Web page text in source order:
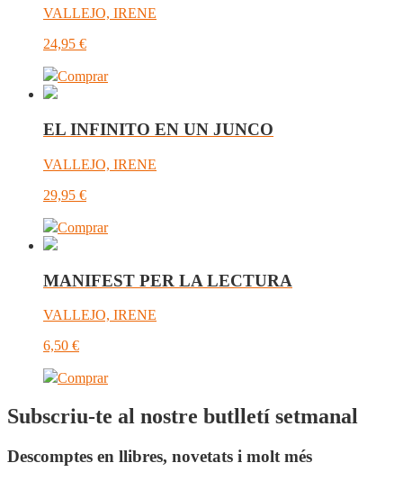
VALLEJO, IRENE
24,95 €
Comprar
EL INFINITO EN UN JUNCO
VALLEJO, IRENE
29,95 €
Comprar
MANIFEST PER LA LECTURA
VALLEJO, IRENE
6,50 €
Comprar
Subscriu-te al nostre butlletí setmanal
Descomptes en llibres, novetats i molt més